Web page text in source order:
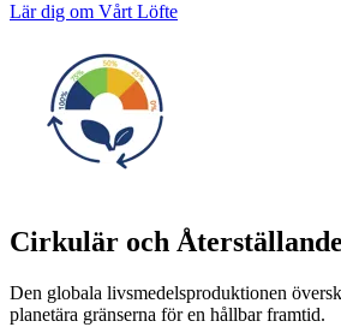
Lär dig om Vårt Löfte
Cirkulär och Återställande
Den globala livsmedelsproduktionen
planetära gränserna för en hållbar framtid.